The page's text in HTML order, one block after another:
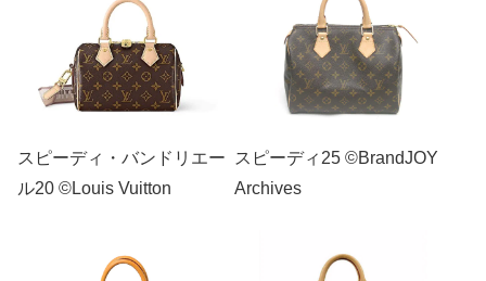
スピーディ・バンドリエー
ル20 ©Louis Vuitton
スピーディ25 ©BrandJOY
Archives